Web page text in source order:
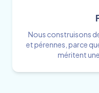
Nous construisons
et pérennes, parce
méritent